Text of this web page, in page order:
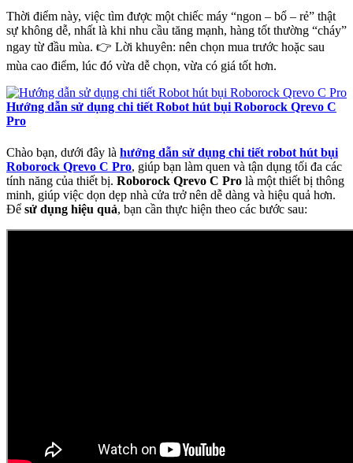
Thời điểm này, việc tìm được một chiếc máy “ngon – bổ – rẻ” thật
sự không dễ, nhất là khi nhu cầu tăng mạnh, hàng tốt thường “cháy”
ngay từ đầu mùa. 👉 Lời khuyên: nên chọn mua trước hoặc sau
mùa cao điểm, lúc đó vừa dễ chọn, vừa có giá tốt hơn.
Hướng dẫn sử dụng chi tiết Robot hút bụi Roborock Qrevo C
Pro
Chào bạn, dưới đây là hướng dẫn sử dụng chi tiết robot hút bụi
Roborock Qrevo C Pro, giúp bạn làm quen và tận dụng tối đa các
tính năng của thiết bị. Roborock Qrevo C Pro là một thiết bị thông
minh, giúp việc dọn dẹp nhà cửa trở nên dễ dàng và hiệu quả hơn.
Để sử dụng hiệu quả, bạn cần thực hiện theo các bước sau: